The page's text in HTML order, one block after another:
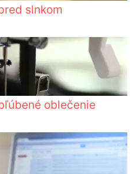
slnkom
oblečenie